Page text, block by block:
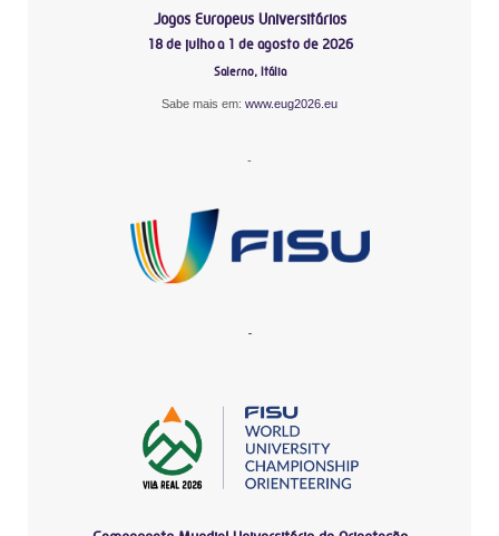
Jogos Europeus Universitários
18 de julho a 1 de agosto de 2026
Salerno, Itália
Sabe mais em: www.eug2026.eu
-
-